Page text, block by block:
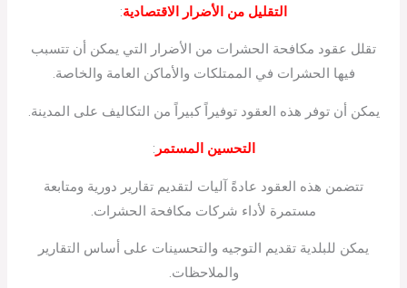
التقليل من الأضرار الاقتصادية:
تقلل عقود مكافحة الحشرات من الأضرار التي يمكن أن تتسبب
فيها الحشرات في الممتلكات والأماكن العامة والخاصة.
يمكن أن توفر هذه العقود توفيراً كبيراً من التكاليف على المدينة.
التحسين المستمر :
تتضمن هذه العقود عادةً آليات لتقديم تقارير دورية ومتابعة
مستمرة لأداء شركات مكافحة الحشرات.
يمكن للبلدية تقديم التوجيه والتحسينات على أساس التقارير
والملاحظات.